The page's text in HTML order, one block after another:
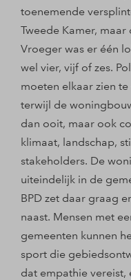
toenemende
Tweede Kamer,
Vroeger was er één
wel vier, vijf of zes.
moeten elkaar zien
terwijl de
dan ooit, maar ook
klimaat, landschap,
stakeholders. De
uiteindelijk in de
BPD zet daar graag
naast. Mensen met
gemeenten kunnen
sport die
dat empathie vereist,